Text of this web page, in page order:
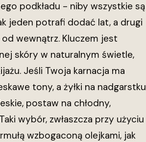
podkładu - niby wszystkie są
jeden potrafi dodać lat, a drugi
wewnątrz. Kluczem jest
skóry w naturalnym świetle,
Jeśli Twoja karnacja ma
tony, a żyłki na nadgarstku
postaw na chłodny,
wybór, zwłaszcza przy użyciu
wzbogaconą olejkami, jak